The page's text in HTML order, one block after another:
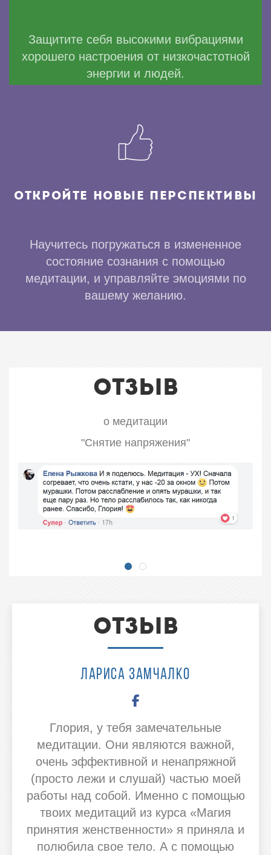
Защитите себя высокими вибрациями
хорошего настроения от низкочастотной
энергии и людей.
ОТКРОЙТЕ НОВЫЕ ПЕРСПЕКТИВЫ
Научитесь погружаться в измененное
состояние сознания с помощью
медитации, и управляйте эмоциями по
вашему желанию.
Отзыв
о медитации
"Снятие напряжения"
Отзыв
Лариса Замчалко
Глория, у тебя замечательные
медитации. Они являются важной,
очень эффективной и ненапряжной
(просто лежи и слушай) частью моей
работы над собой. Именно с помощью
твоих медитаций из курса «Магия
принятия женственности» я приняла и
полюбила свое тело. А с помощью